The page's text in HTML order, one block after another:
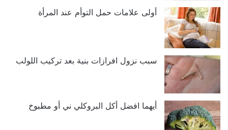
أولى علامات حمل التوأم عند المرأة
سبب نزول افرازات بنية بعد تركيب اللولب
أيهما افضل أكل البروكلي ني أو مطبوخ